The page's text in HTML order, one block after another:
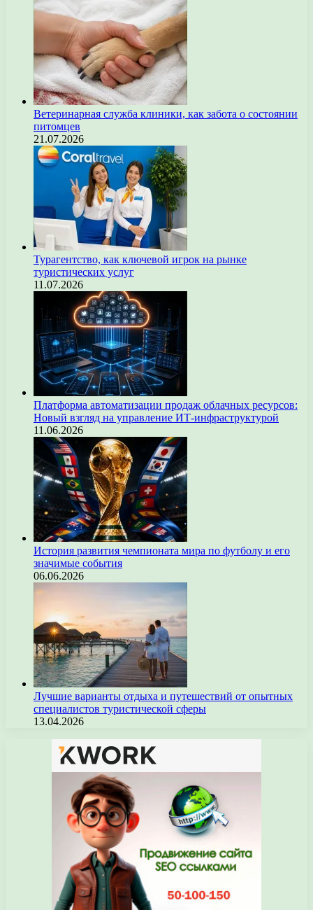
Ветеринарная служба клиники, как забота о состоянии
питомцев
21.07.2026
Турагентство, как ключевой игрок на рынке
туристических услуг
11.07.2026
Платформа автоматизации продаж облачных ресурсов:
Новый взгляд на управление ИТ-инфраструктурой
11.06.2026
История развития чемпионата мира по футболу и его
значимые события
06.06.2026
Лучшие варианты отдыха и путешествий от опытных
специалистов туристической сферы
13.04.2026